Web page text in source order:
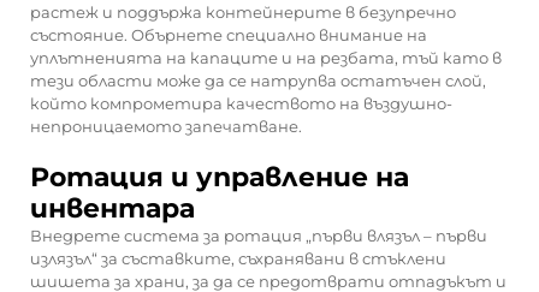
растеж и поддържа контейнерите в безупречно
състояние. Обърнете специално внимание на
уплътненията на капаците и на резбата, тъй като в
тези области може да се натрупва остатъчен слой,
който компрометира качеството на въздушно-
непроницаемото запечатване.
Ротация и управление на
инвентара
Внедрете система за ротация „първи влязъл – първи
излязъл“ за съставките, съхранявани в стъклени
шишета за храни, за да се предотврати отпадъкът и